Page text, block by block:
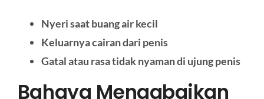
Nyeri saat buang air kecil
Keluarnya cairan dari penis
Gatal atau rasa tidak nyaman di ujung penis
Bahaya Mengabaikan